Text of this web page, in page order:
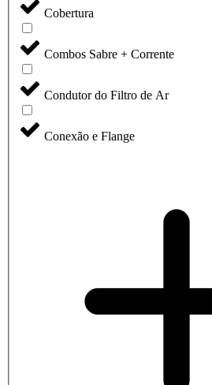
Cobertura
Combos Sabre + Corrente
Condutor do Filtro de Ar
Conexão e Flange